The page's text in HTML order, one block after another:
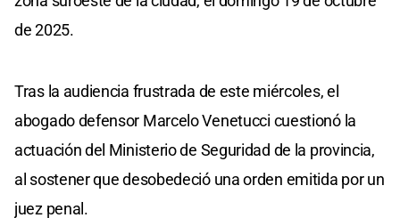
de 2025.
Tras la audiencia frustrada de este miércoles, el
abogado defensor Marcelo Venetucci cuestionó la
actuación del Ministerio de Seguridad de la provincia,
al sostener que desobedeció una orden emitida por un
juez penal.